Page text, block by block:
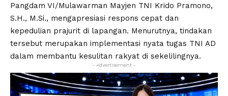
Pangdam VI/Mulawarman Mayjen TNI Krido Pramono,
S.H., M.Si., mengapresiasi respons cepat dan
kepedulian prajurit di lapangan. Menurutnya, tindakan
tersebut merupakan implementasi nyata tugas TNI AD
dalam membantu kesulitan rakyat di sekelilingnya.
- Advertisement -